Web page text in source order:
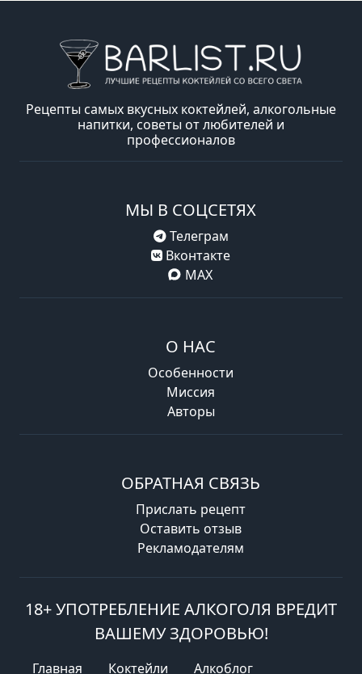
Рецепты самых вкусных коктейлей, алкогольные
напитки, советы от любителей и
профессионалов
МЫ В СОЦСЕТЯХ
Телеграм
Вконтакте
MAX
О НАС
Особенности
Миссия
Авторы
ОБРАТНАЯ СВЯЗЬ
Прислать рецепт
Оставить отзыв
Рекламодателям
18+ УПОТРЕБЛЕНИЕ АЛКОГОЛЯ ВРЕДИТ
ВАШЕМУ ЗДОРОВЬЮ!
Главная Коктейли Алкоблог